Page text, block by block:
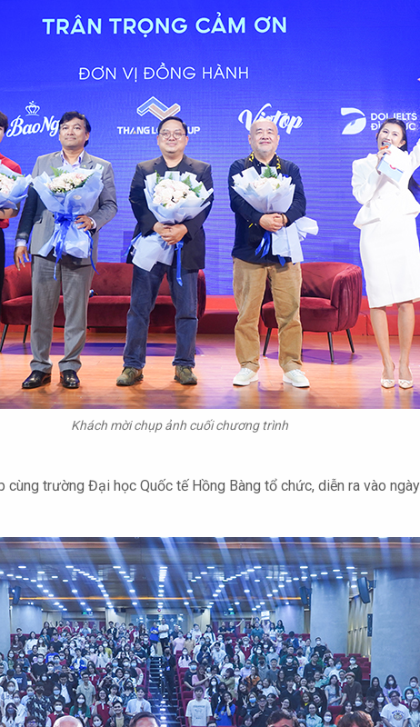
Khách mời chụp ảnh cuối chương trình
trường Đại học Quốc tế Hồng Bàng tổ chức, diễn ra vào